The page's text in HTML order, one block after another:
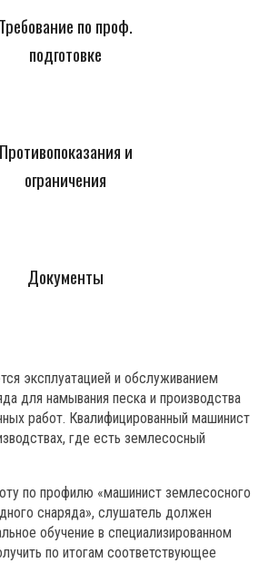
Требование по проф.
подготовке
Противопоказания и
ограничения
Документы
эксплуатацией и обслуживанием
для намывания песка и производства
работ. Квалифицированный машинист
где есть землесосный
по профилю «машинист землесосного
снаряда», слушатель должен
обучение в специализированном
по итогам соответствующее